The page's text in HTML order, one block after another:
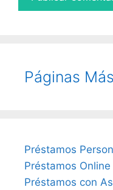
Páginas
Préstamos
Préstamos Online
Préstamos con